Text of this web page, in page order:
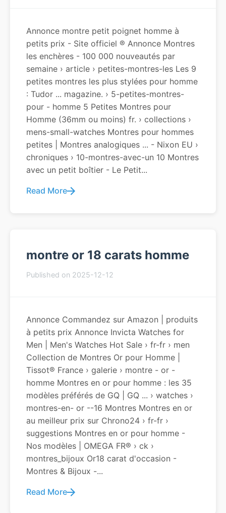
Annonce montre petit poignet homme à
petits prix - Site officiel ® Annonce Montres
les enchères - 100 000 nouveautés par
semaine › article › petites-montres-les Les 9
petites montres les plus stylées pour homme
: Tudor ... magazine. › 5-petites-montres-
pour - homme 5 Petites Montres pour
Homme (36mm ou moins) fr. › collections ›
mens-small-watches Montres pour hommes
petites | Montres analogiques ... - Nixon EU ›
chroniques › 10-montres-avec-un 10 Montres
avec un petit boîtier - Le Petit...
Read More
montre or 18 carats homme
Published on 2025-12-12
Annonce Commandez sur Amazon | produits
à petits prix Annonce Invicta Watches for
Men | Men's Watches Hot Sale › fr-fr › men
Collection de Montres Or pour Homme |
Tissot® France › galerie › montre - or -
homme Montres en or pour homme : les 35
modèles préférés de GQ | GQ ... › watches ›
montres-en- or --16 Montres Montres en or
au meilleur prix sur Chrono24 › fr-fr ›
suggestions Montres en or pour homme -
Nos modèles | OMEGA FR® › ck ›
montres_bijoux Or18 carat d'occasion -
Montres & Bijoux -...
Read More